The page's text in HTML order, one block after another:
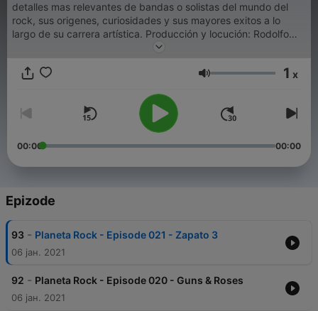
detalles mas relevantes de bandas o solistas del mundo del
rock, sus origenes, curiosidades y sus mayores exitos a lo
largo de su carrera artística. Producción y locución: Rodolfo
Jačina zvuka 1 x
00:00 00:00
Epizode
93 - Planeta Rock - Episode 021 - Zapato 3
06 јан. 2021
92 - Planeta Rock - Episode 020 - Guns & Roses
06 јан. 2021